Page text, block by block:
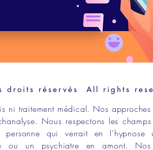
droits réservés All rights
ni traitement médical. Nos
. Nous respectons les
personne qui verrait en l'hypnose
ou un psychiatre en amont. Nos